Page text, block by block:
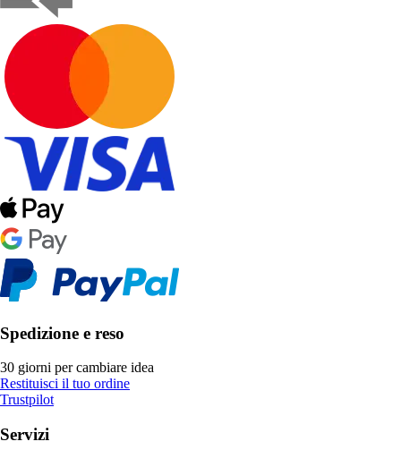
Spedizione e reso
30 giorni per cambiare idea
Restituisci il tuo ordine
Trustpilot
Servizi